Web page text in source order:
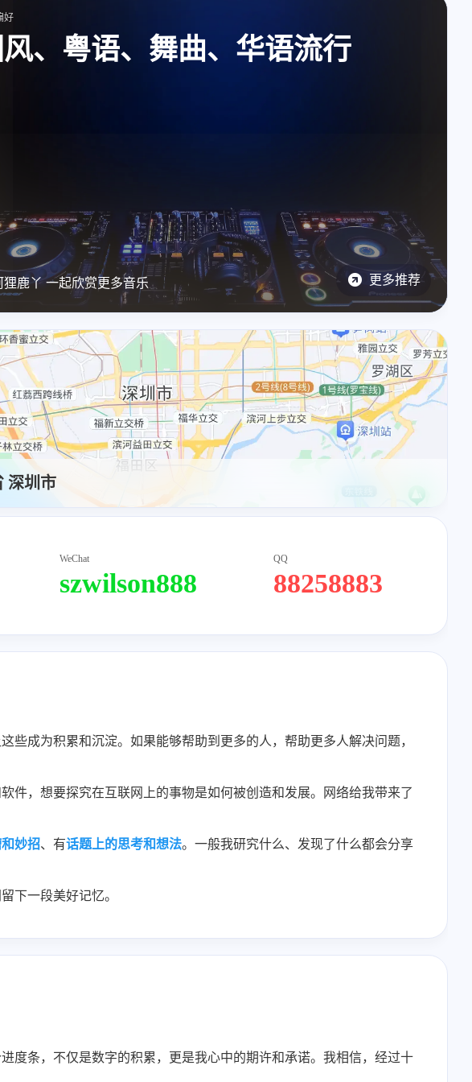
9篇
支付宝
好
风、粤语、舞曲、华语流行
狸鹿丫 一起欣赏更多音乐 更多推荐
深圳市
WeChat
szwilson888
QQ
88258883
些成为积累和沉淀。如果能够帮助到更多的人，帮助更多人解决问题，
件，想要探究在互联网上的事物是如何被创造和发展。网络给我带来了
妙招、有话题上的思考和想法。一般我研究什么、发现了什么都会分享
下一段美好记忆。
度条，不仅是数字的积累，更是我心中的期许和承诺。我相信，经过十